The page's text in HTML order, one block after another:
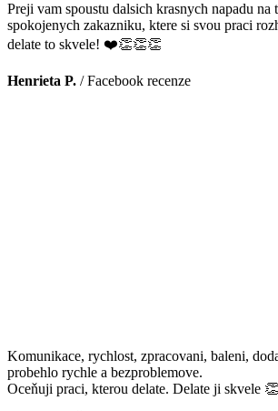
Preji vam spoustu dalsich krasnych napadu na
spokojenych zakazniku, ktere si svou praci
delate to skvele! ❤️👏👏👏
Henrieta P. /Facebook recenze
Komunikace, rychlost, zpracovani, baleni,
probehlo rychle a bezproblemove.
Oceňuji praci, kterou delate. Delate ji skvele 👏